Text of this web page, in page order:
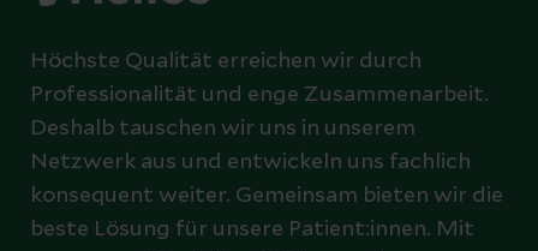
Höchste Qualität erreichen wir durch
Professionalität und enge Zusammenarbeit.
Deshalb tauschen wir uns in unserem
Netzwerk aus und entwickeln uns fachlich
konsequent weiter. Gemeinsam bieten wir die
beste Lösung für unsere Patient:innen. Mit